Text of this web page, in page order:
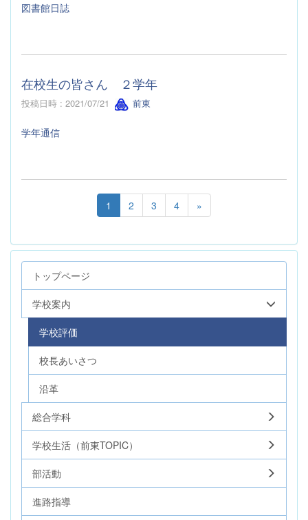
図書館日誌
在校生の皆さん ２学年
投稿日時 : 2021/07/21 前東
学年通信
1 2 3 4 »
トップページ
学校案内
学校評価
校長あいさつ
沿革
総合学科
学校生活（前東TOPIC）
部活動
進路指導